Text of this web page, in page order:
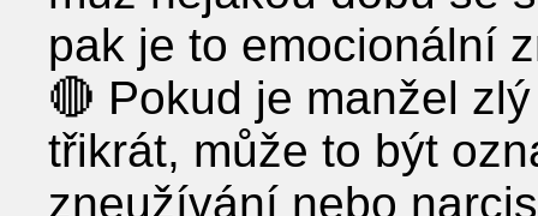
pak je to emocionální
🔴 Pokud je manžel
třikrát, může to být
zneužívání nebo